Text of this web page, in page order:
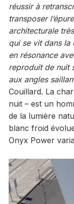
réussir à
transposer
architecturale
qui se vit dans la
en résonance
reproduit de nuit
aux angles
Couillard. La
nuit – est un
de la lumière
blanc froid
Onyx Power